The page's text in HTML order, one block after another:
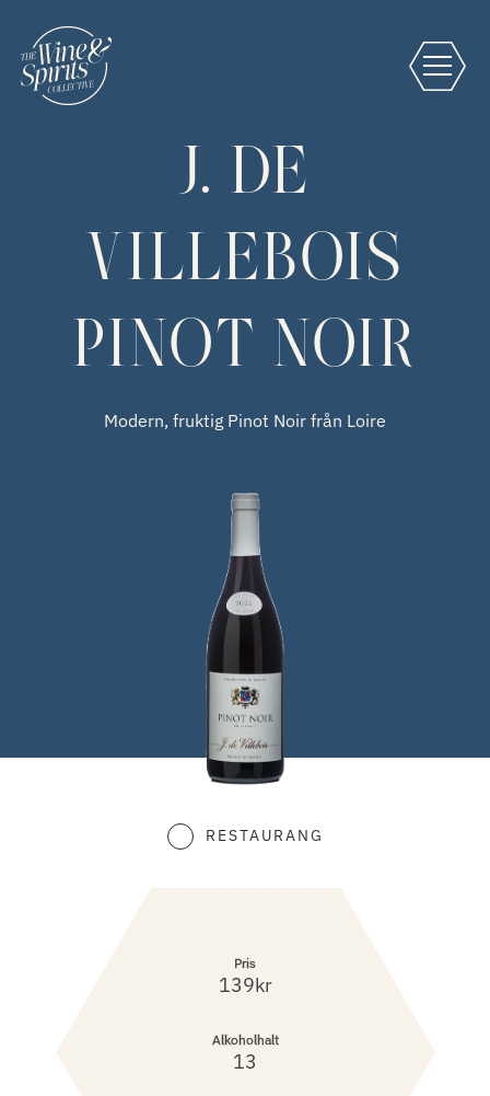
J. DE
VILLEBOIS
PINOT NOIR
Modern, fruktig Pinot Noir från Loire
RESTAURANG
Pris
139kr
Alkoholhalt
13